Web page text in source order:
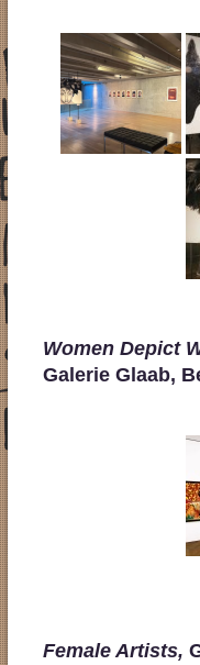
Women Depict
Galerie Glaab,
Female Artists,